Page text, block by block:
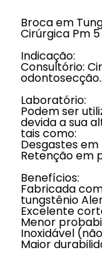
Broca em
Cirúrgica Pm 5
Indicação:
Consultório:
Laboratório:
Podem ser
devida a sua
tais como:
Desgastes
Retenção em
Benefícios:
Fabricada
tungstênio
Excelente
Menor
Inoxidável
Maior